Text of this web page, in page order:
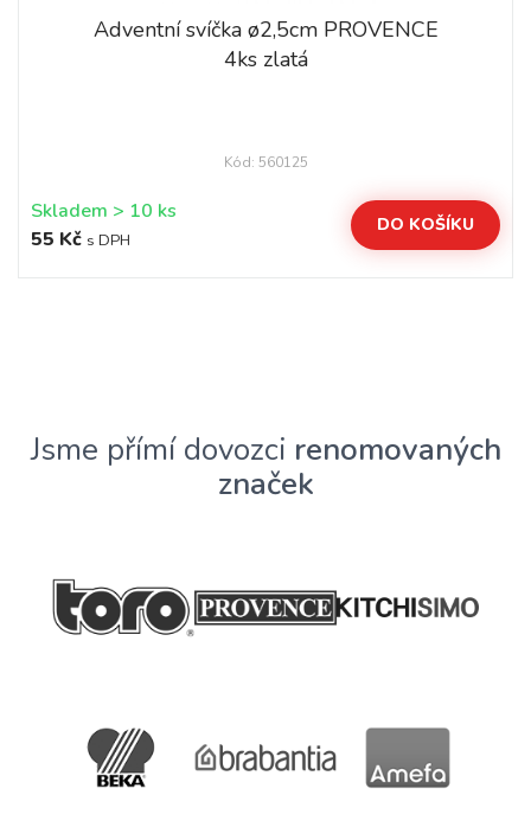
Adventní svíčka ø2,5cm PROVENCE
4ks zlatá
Kód: 560125
Skladem > 10 ks
55 Kč s DPH
DO KOŠÍKU
Jsme přímí dovozci renomovaných
značek